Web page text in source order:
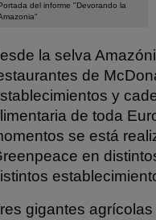
del informe "Devorando la
la selva
de
y
de toda
se está
en
gigantes